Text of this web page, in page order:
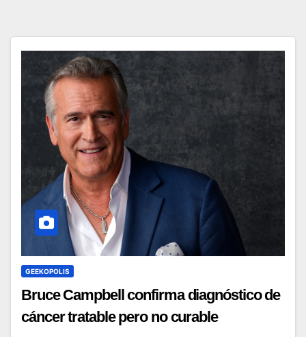
GEEKOPOLIS
Bruce Campbell confirma diagnóstico de
cáncer tratable pero no curable